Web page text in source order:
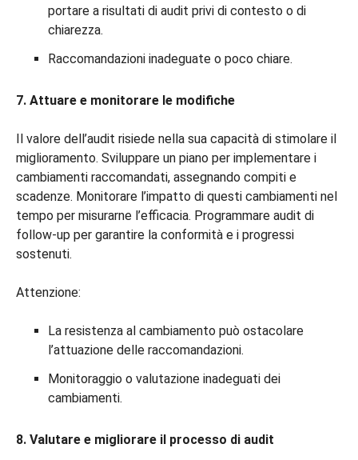
portare a risultati di audit privi di contesto o di
chiarezza.
Raccomandazioni inadeguate o poco chiare.
7. Attuare e monitorare le modifiche
Il valore dell’audit risiede nella sua capacità di stimolare il
miglioramento. Sviluppare un piano per implementare i
cambiamenti raccomandati, assegnando compiti e
scadenze. Monitorare l’impatto di questi cambiamenti nel
tempo per misurarne l’efficacia. Programmare audit di
follow-up per garantire la conformità e i progressi
sostenuti.
Attenzione:
La resistenza al cambiamento può ostacolare
l’attuazione delle raccomandazioni.
Monitoraggio o valutazione inadeguati dei
cambiamenti.
8. Valutare e migliorare il processo di audit